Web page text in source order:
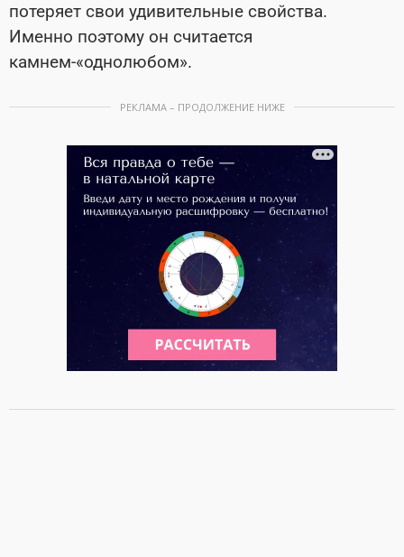
потеряет свои удивительные свойства.
Именно поэтому он считается
камнем-«однолюбом».
РЕКЛАМА – ПРОДОЛЖЕНИЕ НИЖЕ